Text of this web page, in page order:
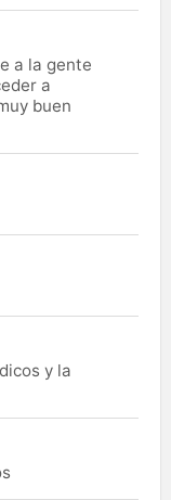
a la gente
a
buen
y la